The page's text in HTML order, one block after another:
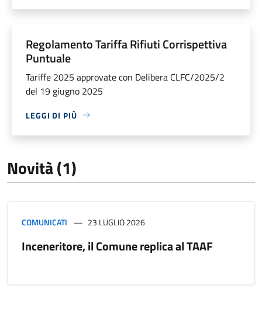
Regolamento Tariffa Rifiuti Corrispettiva
Puntuale
Tariffe 2025 approvate con Delibera CLFC/2025/2
del 19 giugno 2025
LEGGI DI PIÙ
Novità (1)
COMUNICATI 23 LUGLIO 2026
Inceneritore, il Comune replica al TAAF